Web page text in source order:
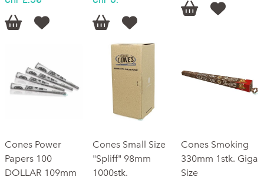
   
 
Cones Power
Papers 100
DOLLAR 109mm
Cones Small Size
"Spliff" 98mm
1000stk.
Cones Smoking
330mm 1stk. Giga
Size